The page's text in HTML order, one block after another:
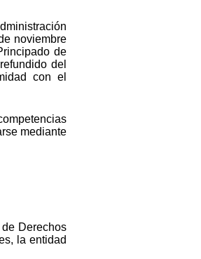
noviembre
de
del
con el
mediante
Derechos
la entidad